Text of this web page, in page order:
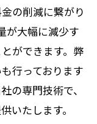
の削減に繋がり
が大幅に減少す
ができます。弊
行っております
の専門技術で、
いたします。